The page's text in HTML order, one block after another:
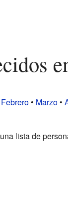
Febrero• Marzo•
lista de